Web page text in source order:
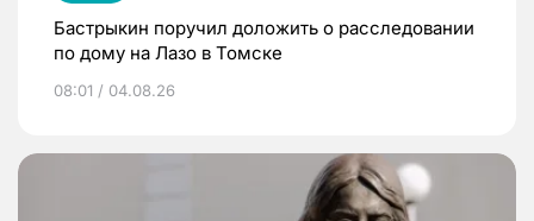
Бастрыкин поручил доложить о расследовании
по дому на Лазо в Томске
08:01 / 04.08.26